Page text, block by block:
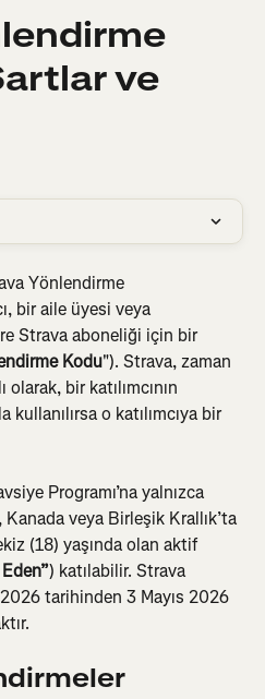
ve
Yönlendirme
bir aile üyesi veya
Strava aboneliği için bir
Kodu"). Strava, zaman
bir katılımcının
o katılımcıya bir
Programı’na yalnızca
veya Birleşik Krallık’ta
(18) yaşında olan aktif
) katılabilir. Strava
tarihinden 3 Mayıs 2026